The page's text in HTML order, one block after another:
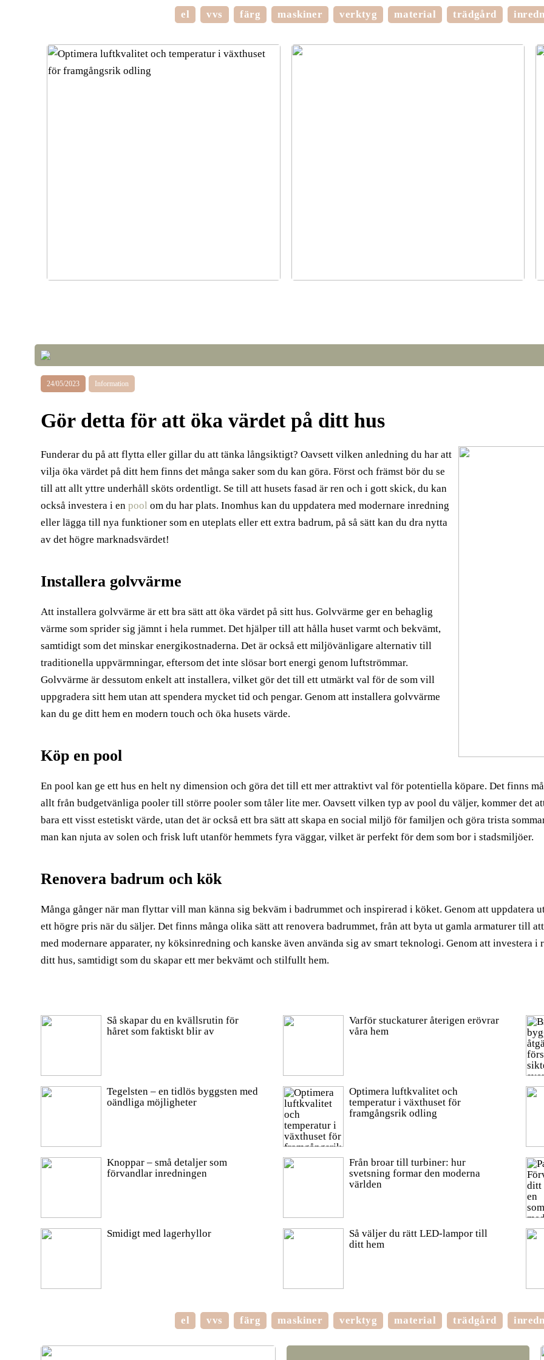
el vvs färg maskiner verktyg material trädgård
24/05/2023 Information
Gör detta för att öka värdet på ditt hus
Funderar du på att flytta eller gillar du att tänka långsiktigt? Oavsett vilken anledning du har att
vilja öka värdet på ditt hem finns det många saker som du kan göra. Först och främst bör du se
till att allt yttre underhåll sköts ordentligt. Se till att husets fasad är ren och i gott skick, du kan
också investera i en pool om du har plats. Inomhus kan du uppdatera med modernare inredning
eller lägga till nya funktioner som en uteplats eller ett extra badrum, på så sätt kan du dra nytta
av det högre marknadsvärdet!
Installera golvvärme
Att installera golvvärme är ett bra sätt att öka värdet på sitt hus. Golvvärme ger en behaglig
värme som sprider sig jämnt i hela rummet. Det hjälper till att hålla huset varmt och bekvämt,
samtidigt som det minskar energikostnaderna. Det är också ett miljövänligare alternativ till
traditionella uppvärmningar, eftersom det inte slösar bort energi genom luftströmmar.
Golvvärme är dessutom enkelt att installera, vilket gör det till ett utmärkt val för de som vill
uppgradera sitt hem utan att spendera mycket tid och pengar. Genom att installera golvvärme
kan du ge ditt hem en modern touch och öka husets värde.
Köp en pool
En pool kan ge ett hus en helt ny dimension och göra det till ett mer attraktivt val för potentiella köpare. Det finns
allt från budgetvänliga pooler till större pooler som tåler lite mer. Oavsett vilken typ av pool du väljer, kommer det
bara ett visst estetiskt värde, utan det är också ett bra sätt att skapa en social miljö för familjen och göra trista
man kan njuta av solen och frisk luft utanför hemmets fyra väggar, vilket är perfekt för dem som bor i stadsmiljöer.
Renovera badrum och kök
Många gånger när man flyttar vill man känna sig bekväm i badrummet och inspirerad i köket. Genom att uppdatera
ett högre pris när du säljer. Det finns många olika sätt att renovera badrummet, från att byta ut gamla armaturer till
med modernare apparater, ny köksinredning och kanske även använda sig av smart teknologi. Genom att investera
ditt hus, samtidigt som du skapar ett mer bekvämt och stilfullt hem.
Så skapar du en kvällsrutin för
håret som faktiskt blir av
Tegelsten – en tidlös byggsten med
oändliga möjligheter
Knoppar – små detaljer som
förvandlar inredningen
Smidigt med lagerhyllor
Varför stuckaturer återigen erövrar
våra hem
Optimera luftkvalitet och
temperatur i växthuset för
framgångsrik odling
Från broar till turbiner: hur
svetsning formar den moderna
världen
Så väljer du rätt LED-lampor till
ditt hem
el vvs färg maskiner verktyg material trädgård